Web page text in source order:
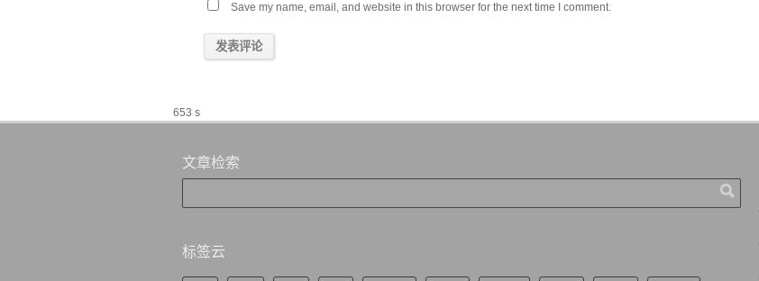
Save my name, email, and website in this browser for the next time I comment.
653 s
文章检索
标签云